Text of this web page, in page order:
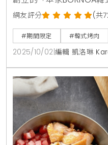
區最炙手可熱的餐廳之一
體現了其在饕客心中的崇
包肉吃法與道地風味，成
人振奮的是，白種元主
海外品牌親自站台，親臨
店，此舉不僅象徵著他
將引爆
網友評分 (共
#期間限定 #韓式烤肉
2025/10/02 編輯 凱洛琳